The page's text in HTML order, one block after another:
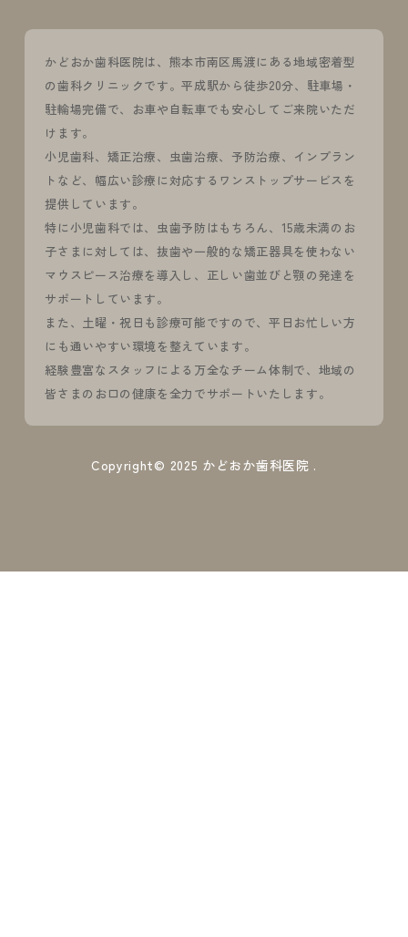
かどおか歯科医院は、熊本市南区馬渡にある地域密着型
の歯科クリニックです。平成駅から徒歩20分、駐車場・
駐輪場完備で、お車や自転車でも安心してご来院いただ
けます。
小児歯科、矯正治療、虫歯治療、予防治療、インプラン
トなど、幅広い診療に対応するワンストップサービスを
提供しています。
特に小児歯科では、虫歯予防はもちろん、15歳未満のお
子さまに対しては、抜歯や一般的な矯正器具を使わない
マウスピース治療を導入し、正しい歯並びと顎の発達を
サポートしています。
また、土曜・祝日も診療可能ですので、平日お忙しい方
にも通いやすい環境を整えています。
経験豊富なスタッフによる万全なチーム体制で、地域の
皆さまのお口の健康を全力でサポートいたします。
Copyright© 2025 かどおか歯科医院 .